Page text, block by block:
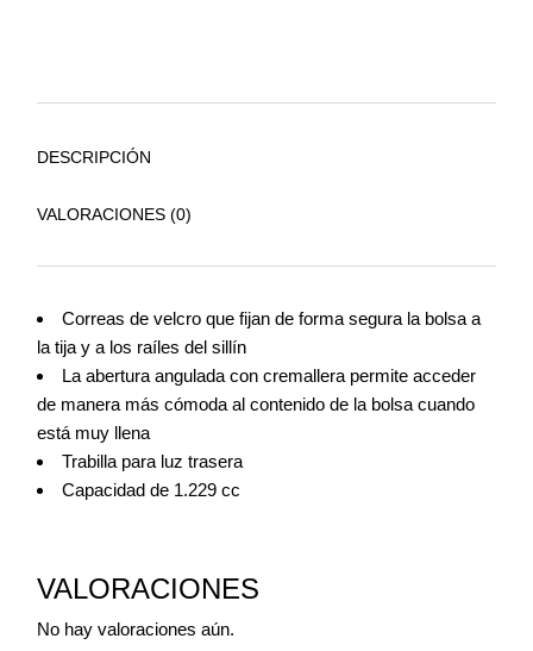
DESCRIPCIÓN
VALORACIONES (0)
Correas de velcro que fijan de forma segura la bolsa a
la tija y a los raíles del sillín
La abertura angulada con cremallera permite acceder
de manera más cómoda al contenido de la bolsa cuando
está muy llena
Trabilla para luz trasera
Capacidad de 1.229 cc
VALORACIONES
No hay valoraciones aún.